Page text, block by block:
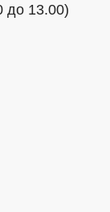
до 13.00)